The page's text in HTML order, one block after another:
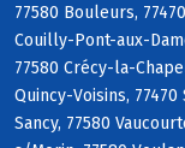
77580 Bouleurs,
Couilly-Pont-aux-
77580 Crécy-la-
Quincy-Voisins,
Sancy, 77580